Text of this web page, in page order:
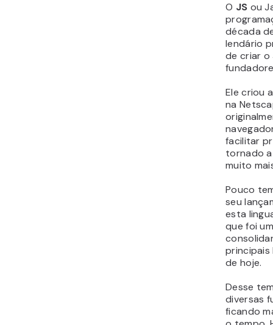
O JS ou
década
lendário
de criar o
Ele criou
na
facilitar
tornado
muito
Pouco
seu
esta
que foi
principais
de hoje.
Desse
diversas
ficando